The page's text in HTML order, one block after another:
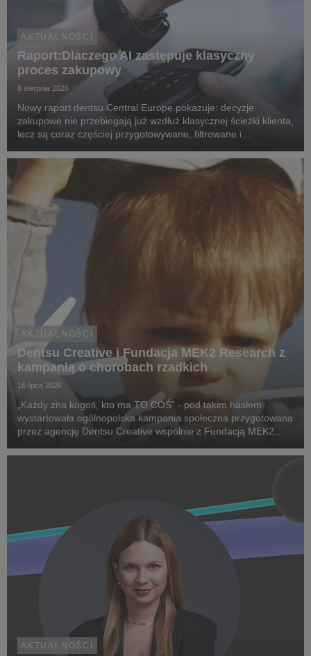
AKTUALNOŚCI
Raport:Dlaczego AI zastępuje klasyczny
proces zakupowy
6 sierpnia 2026
Nowy raport dentsu Central Europe pokazuje: decyzje
zakupowe nie przebiegają już wzdłuż klasycznej ścieżki klienta,
lecz są coraz częściej przygotowywane, filtrowane i
inteligencji.
AKTUALNOŚCI
Dentsu Creative i Fundacja MEK2 Research z
kampanią o chorobach rzadkich
16 lipca 2026
„Każdy zna kogoś, kto ma TO COŚ” - pod takim hasłem
wystartowała ogólnopolska kampania społeczna przygotowana
przez agencję Dentsu Creative wspólnie z Fundacją MEK2
chorób rzadkich, zwrócenie uwagi na problemy pac...
AKTUALNOŚCI